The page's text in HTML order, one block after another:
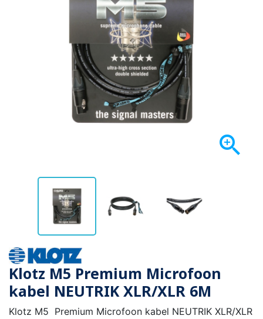

Klotz M5 Premium Microfoon
kabel NEUTRIK XLR/XLR 6M
Klotz M5 Premium Microfoon kabel NEUTRIK XLR/XLR